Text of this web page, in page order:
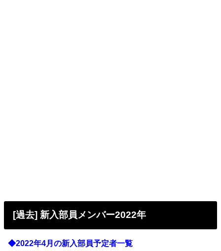
[過去] 新入部員メンバー2022年
◆2022年4月の新入部員予定者一覧